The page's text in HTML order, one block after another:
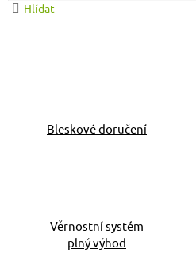
Hlídat
Bleskové doručení
Věrnostní systém
plný výhod